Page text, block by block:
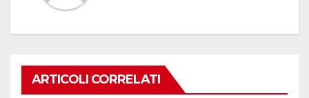
ARTICOLI CORRELATI